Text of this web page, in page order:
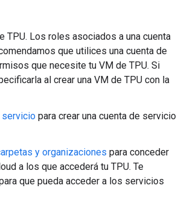
Los roles asociados a una cuenta
que utilices una cuenta de
que necesite tu VM de TPU. Si
al crear una VM de TPU con la
servicio para crear una cuenta de servicio
y organizaciones para conceder
a los que accederá tu TPU. Te
que pueda acceder a los servicios